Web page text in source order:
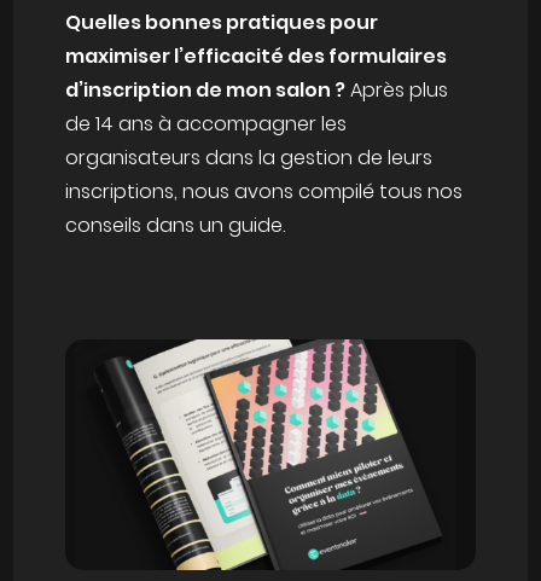
Quelles bonnes pratiques pour
maximiser l’efficacité des formulaires
d’inscription de mon salon ?Après plus
de 14 ans à accompagner les
organisateurs dans la gestion de leurs
inscriptions, nous avons compilé tous nos
conseils dans un guide.